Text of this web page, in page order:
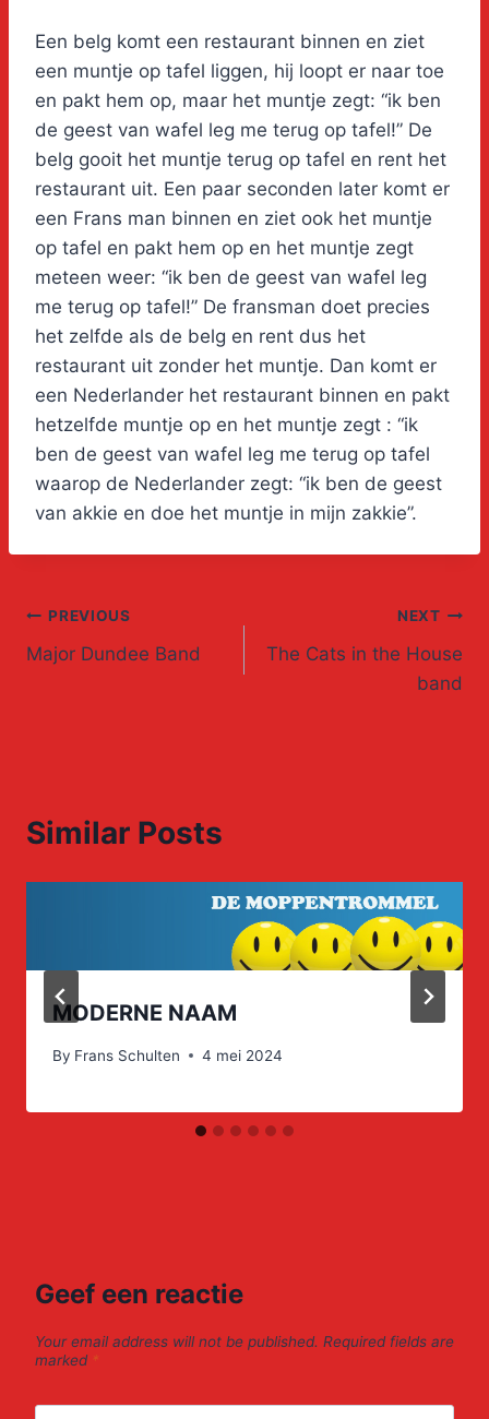
Een belg komt een restaurant binnen en ziet
een muntje op tafel liggen, hij loopt er naar toe
en pakt hem op, maar het muntje zegt: “ik ben
de geest van wafel leg me terug op tafel!” De
belg gooit het muntje terug op tafel en rent het
restaurant uit. Een paar seconden later komt er
een Frans man binnen en ziet ook het muntje
op tafel en pakt hem op en het muntje zegt
meteen weer: “ik ben de geest van wafel leg
me terug op tafel!” De fransman doet precies
het zelfde als de belg en rent dus het
restaurant uit zonder het muntje. Dan komt er
een Nederlander het restaurant binnen en pakt
hetzelfde muntje op en het muntje zegt : “ik
ben de geest van wafel leg me terug op tafel
waarop de Nederlander zegt: “ik ben de geest
van akkie en doe het muntje in mijn zakkie”.
Post
navigation
PREVIOUS
Major Dundee Band
NEXT
The Cats in the House
band
Similar Posts
MODERNE NAAM
By Frans Schulten 4 mei 2024
Geef een reactie
Your email address will not be published. Required fields are
marked *